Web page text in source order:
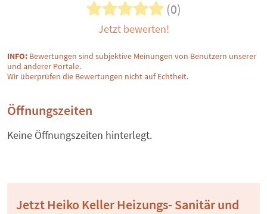
(0)
Jetzt bewerten!
INFO: Bewertungen sind subjektive Meinungen von Benutzern unserer
und anderer Portale.
Wir überprüfen die Bewertungen nicht auf Echtheit.
Öffnungszeiten
Keine Öffnungszeiten hinterlegt.
Jetzt Heiko Keller Heizungs- Sanitär und